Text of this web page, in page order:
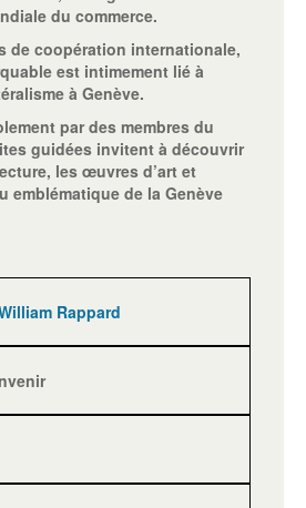
du commerce.
de coopération internationale,
est intimement lié à
à Genève.
par des membres du
guidées invitent à découvrir
les œuvres d’art et
emblématique de la Genève
Rappard